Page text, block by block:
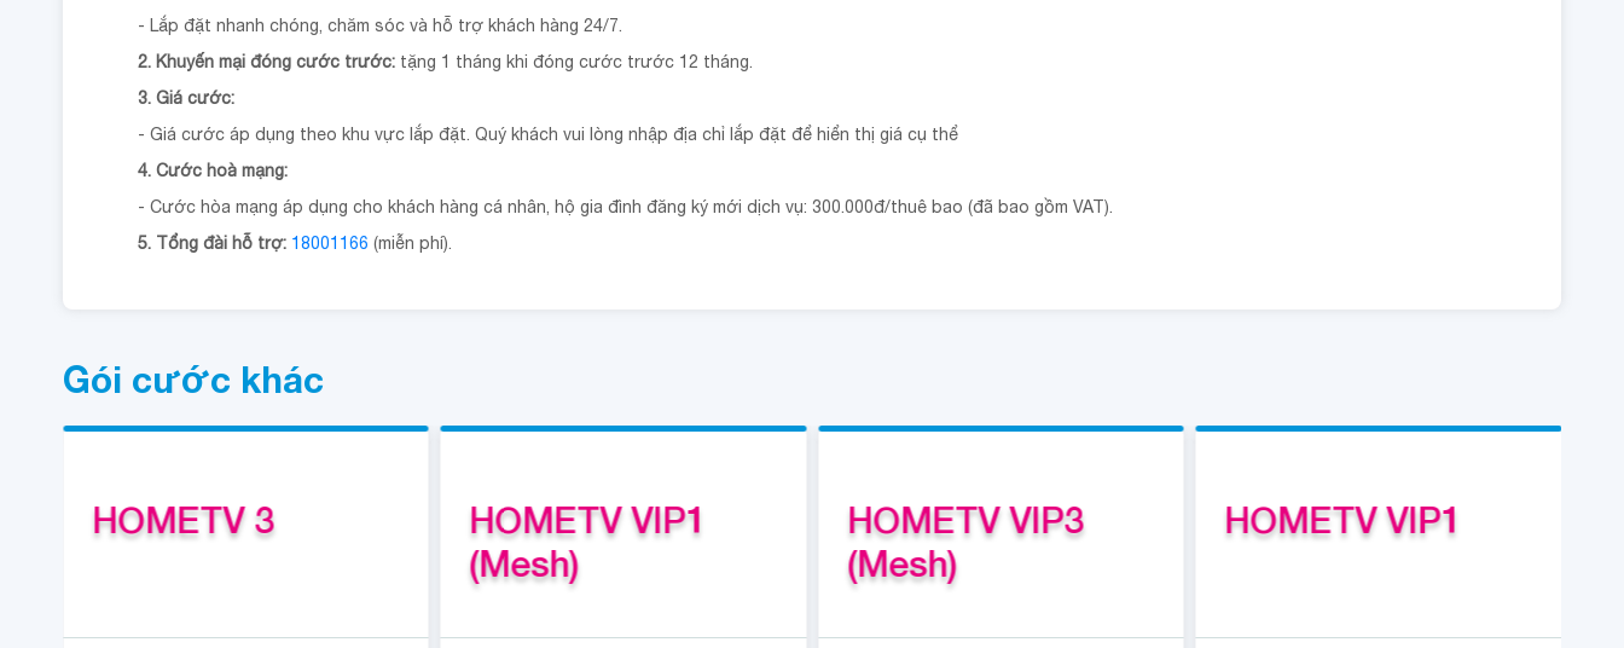
- Lắp đặt nhanh chóng, chăm sóc và hỗ trợ khách hàng 24/7.
2. Khuyến mại đóng cước trước: tặng 1 tháng khi đóng cước trước 12 tháng.
3. Giá cước:
- Giá cước áp dụng theo khu vực lắp đặt. Quý khách vui lòng nhập địa chỉ lắp đặt để hiển thị giá cụ thể
4. Cước hoà mạng:
- Cước hòa mạng áp dụng cho khách hàng cá nhân, hộ gia đình đăng ký mới dịch vụ: 300.000đ/thuê bao (đã bao gồm VAT).
5. Tổng đài hỗ trợ: 18001166 (miễn phí).
Gói cước khác
HOMETV 3
HOMETV VIP1
(Mesh)
HOMETV VIP3
(Mesh)
HOMETV VIP1